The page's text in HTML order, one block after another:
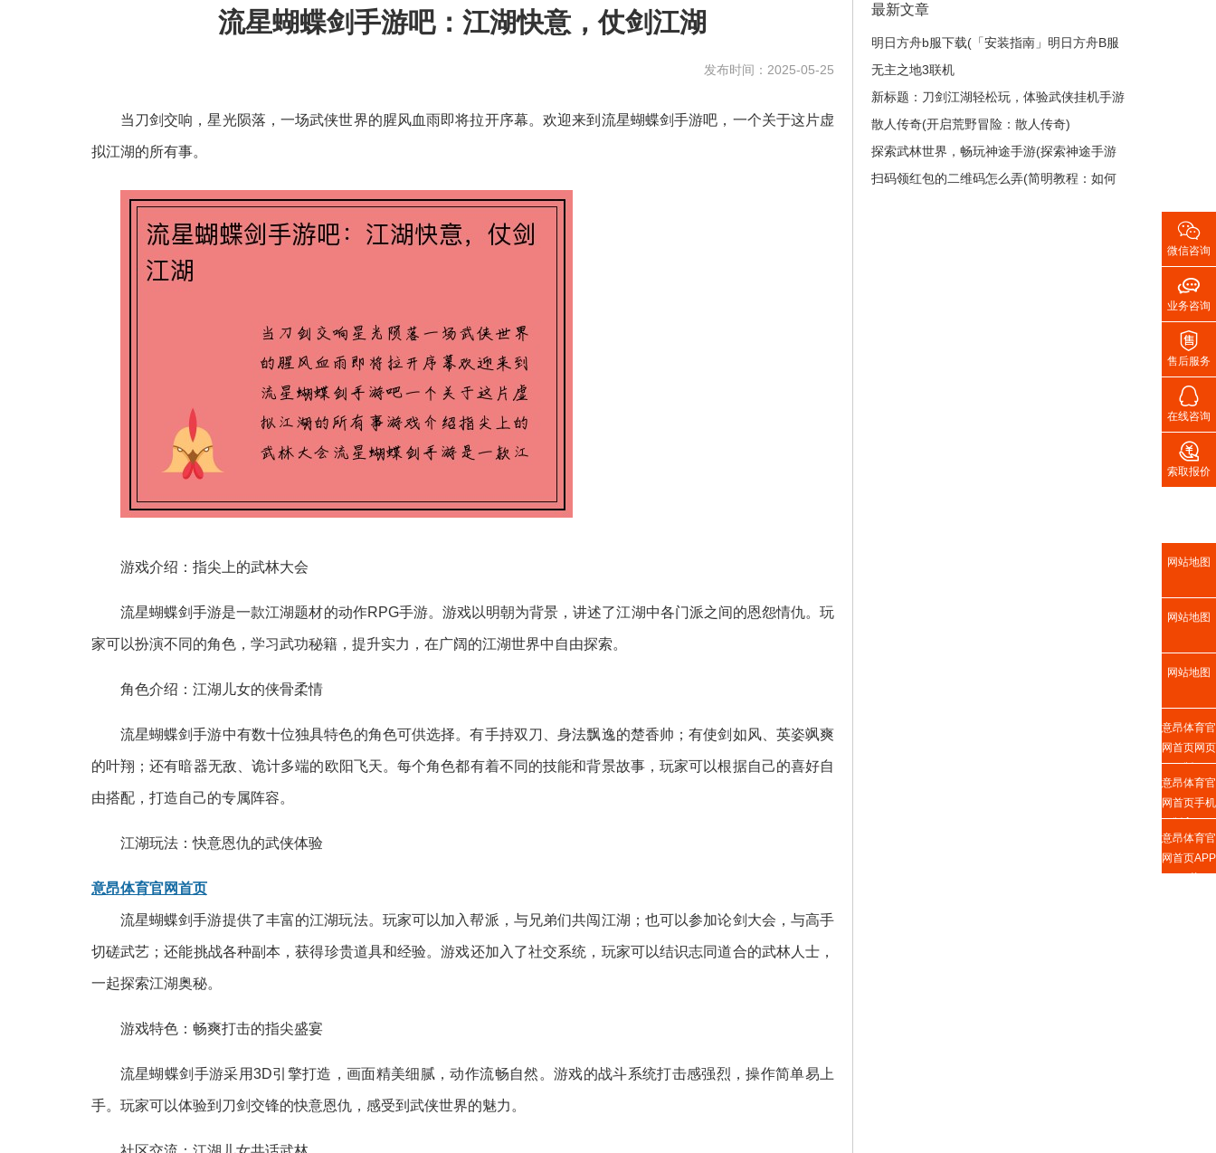
流星蝴蝶剑手游吧：江湖快意，仗剑江湖
发布时间：2025-05-25
当刀剑交响，星光陨落，一场武侠世界的腥风血雨即将拉开序幕。欢迎来到流星蝴蝶剑手游吧，一个关于这片虚
拟江湖的所有事。
游戏介绍：指尖上的武林大会
流星蝴蝶剑手游是一款江湖题材的动作RPG手游。游戏以明朝为背景，讲述了江湖中各门派之间的恩怨情仇。玩
家可以扮演不同的角色，学习武功秘籍，提升实力，在广阔的江湖世界中自由探索。
角色介绍：江湖儿女的侠骨柔情
流星蝴蝶剑手游中有数十位独具特色的角色可供选择。有手持双刀、身法飘逸的楚香帅；有使剑如风、英姿飒爽
的叶翔；还有暗器无敌、诡计多端的欧阳飞天。每个角色都有着不同的技能和背景故事，玩家可以根据自己的喜好自
由搭配，打造自己的专属阵容。
江湖玩法：快意恩仇的武侠体验
意昂体育官网首页
流星蝴蝶剑手游提供了丰富的江湖玩法。玩家可以加入帮派，与兄弟们共闯江湖；也可以参加论剑大会，与高手
切磋武艺；还能挑战各种副本，获得珍贵道具和经验。游戏还加入了社交系统，玩家可以结识志同道合的武林人士，
一起探索江湖奥秘。
游戏特色：畅爽打击的指尖盛宴
流星蝴蝶剑手游采用3D引擎打造，画面精美细腻，动作流畅自然。游戏的战斗系统打击感强烈，操作简单易上
手。玩家可以体验到刀剑交锋的快意恩仇，感受到武侠世界的魅力。
最新文章
明日方舟b服下载(「安装指南」明日方舟B服
如何下载？)
无主之地3联机
新标题：刀剑江湖轻松玩，体验武侠挂机手游
的快乐！(在《刀剑江湖》中尽情畅游，感受
武侠世界的奥秘！)
散人传奇(开启荒野冒险：散人传奇)
探索武林世界，畅玩神途手游(探索神途手游
的武林世界，建立你的传奇故事)
扫码领红包的二维码怎么弄(简明教程：如何

微信咨询

业务咨询

售后服务

在线咨询

索取报价
网站地图
网站地图
网站地图
意昂体育官
网首页网页
版
意昂体育官
网首页手机
版入口
意昂体育官
网首页APP